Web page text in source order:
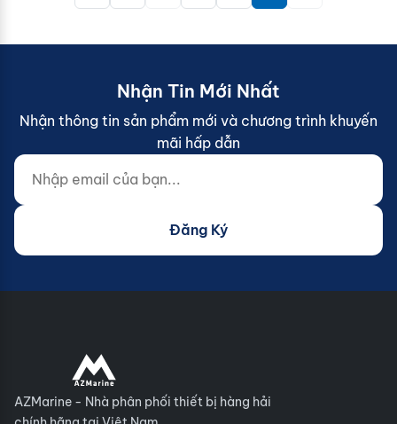
Nhận Tin Mới Nhất
Nhận thông tin sản phẩm mới và chương trình khuyến
mãi hấp dẫn
Nhập email của bạn...
Website (do not fill)
Đăng Ký
AZMarine - Nhà phân phối thiết bị hàng hải